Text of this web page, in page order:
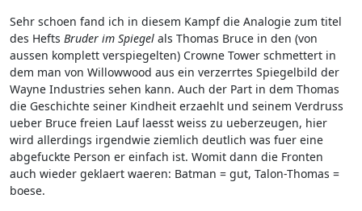
Sehr schoen fand ich in diesem Kampf die Analogie zum titel
des Hefts Bruder im Spiegel als Thomas Bruce in den (von
aussen komplett verspiegelten) Crowne Tower schmettert in
dem man von Willowwood aus ein verzerrtes Spiegelbild der
Wayne Industries sehen kann. Auch der Part in dem Thomas
die Geschichte seiner Kindheit erzaehlt und seinem Verdruss
ueber Bruce freien Lauf laesst weiss zu ueberzeugen, hier
wird allerdings irgendwie ziemlich deutlich was fuer eine
abgefuckte Person er einfach ist. Womit dann die Fronten
auch wieder geklaert waeren: Batman = gut, Talon-Thomas =
boese.